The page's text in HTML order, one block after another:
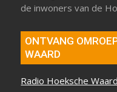
de inwoners van de
ONTVANG
WAARD
Radio Hoeksche Waard